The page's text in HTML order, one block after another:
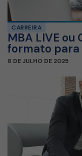
CARREIRA
MBA LIVE ou
formato para
8 DE JULHO DE 2025